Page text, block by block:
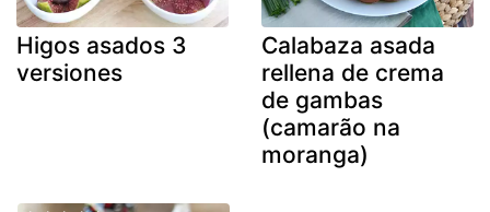
Higos asados 3
versiones
Calabaza asada
rellena de crema
de gambas
(camarão na
moranga)